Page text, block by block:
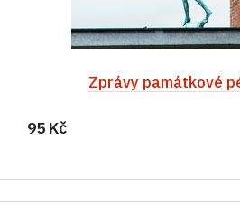
Zprávy památkové
95 Kč